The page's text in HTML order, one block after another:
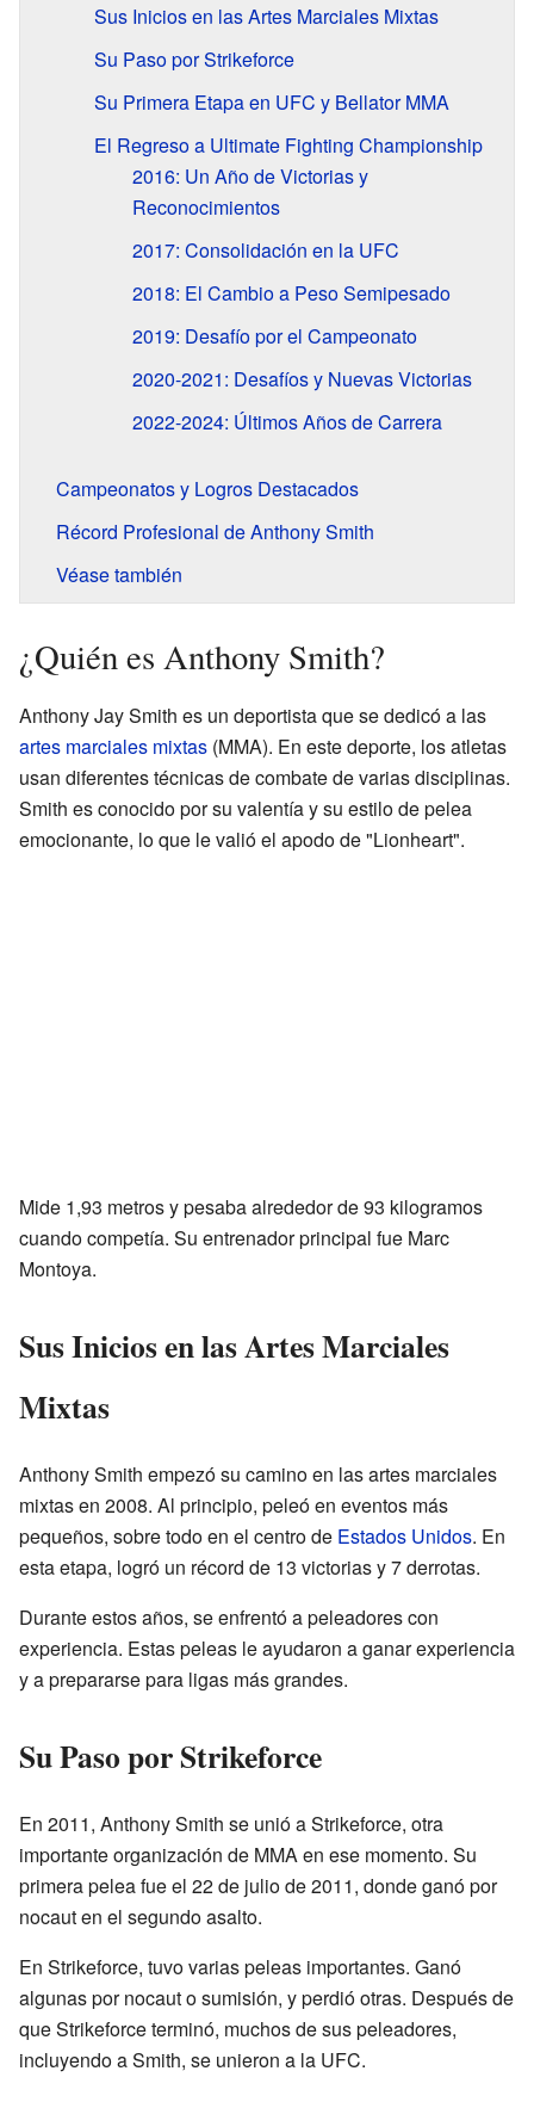
Sus Inicios en las Artes Marciales Mixtas
Su Paso por Strikeforce
Su Primera Etapa en UFC y Bellator MMA
El Regreso a Ultimate Fighting Championship
2016: Un Año de Victorias y
Reconocimientos
2017: Consolidación en la UFC
2018: El Cambio a Peso Semipesado
2019: Desafío por el Campeonato
2020-2021: Desafíos y Nuevas Victorias
2022-2024: Últimos Años de Carrera
Campeonatos y Logros Destacados
Récord Profesional de Anthony Smith
Véase también
¿Quién es Anthony Smith?
Anthony Jay Smith es un deportista que se dedicó a las
artes marciales mixtas (MMA). En este deporte, los atletas
usan diferentes técnicas de combate de varias disciplinas.
Smith es conocido por su valentía y su estilo de pelea
emocionante, lo que le valió el apodo de "Lionheart".
Mide 1,93 metros y pesaba alrededor de 93 kilogramos
cuando competía. Su entrenador principal fue Marc
Montoya.
Sus Inicios en las Artes Marciales
Mixtas
Anthony Smith empezó su camino en las artes marciales
mixtas en 2008. Al principio, peleó en eventos más
pequeños, sobre todo en el centro de Estados Unidos. En
esta etapa, logró un récord de 13 victorias y 7 derrotas.
Durante estos años, se enfrentó a peleadores con
experiencia. Estas peleas le ayudaron a ganar experiencia
y a prepararse para ligas más grandes.
Su Paso por Strikeforce
En 2011, Anthony Smith se unió a Strikeforce, otra
importante organización de MMA en ese momento. Su
primera pelea fue el 22 de julio de 2011, donde ganó por
nocaut en el segundo asalto.
En Strikeforce, tuvo varias peleas importantes. Ganó
algunas por nocaut o sumisión, y perdió otras. Después de
que Strikeforce terminó, muchos de sus peleadores,
incluyendo a Smith, se unieron a la UFC.